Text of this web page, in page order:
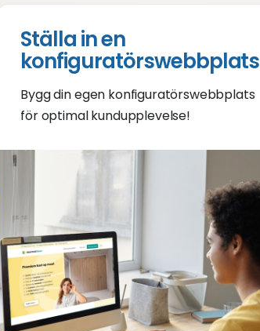
Ställa in en
konfiguratörswebbplats
Bygg din egen konfiguratörswebbplats
för optimal kundupplevelse!